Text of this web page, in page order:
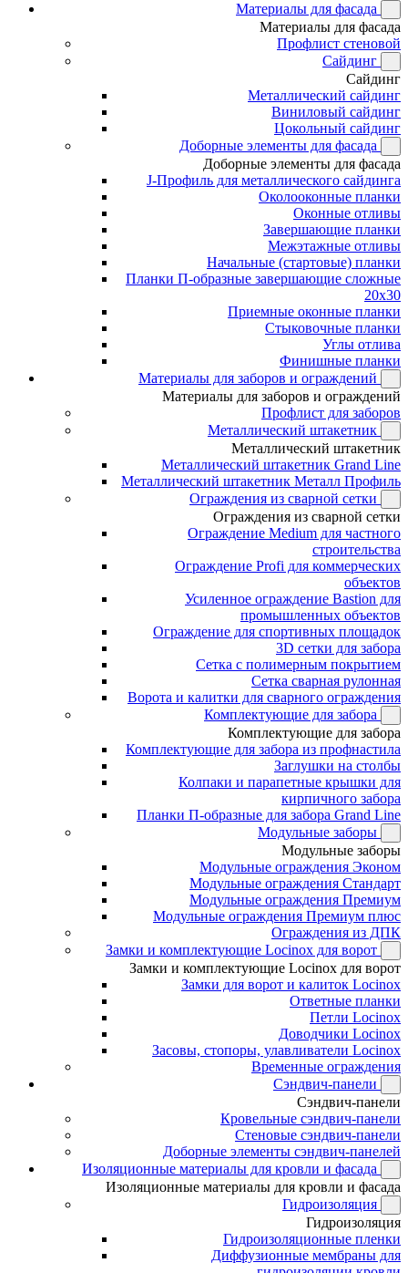
Материалы для фасада
Материалы для фасада
Профлист стеновой
Сайдинг
Сайдинг
Металлический сайдинг
Виниловый сайдинг
Цокольный сайдинг
Доборные элементы для фасада
Доборные элементы для фасада
J-Профиль для металлического сайдинга
Околооконные планки
Оконные отливы
Завершающие планки
Межэтажные отливы
Начальные (стартовые) планки
Планки П-образные завершающие сложные
20x30
Приемные оконные планки
Стыковочные планки
Углы отлива
Финишные планки
Материалы для заборов и ограждений
Материалы для заборов и ограждений
Профлист для заборов
Металлический штакетник
Металлический штакетник
Металлический штакетник Grand Line
Металлический штакетник Металл Профиль
Ограждения из сварной сетки
Ограждения из сварной сетки
Ограждение Medium для частного
строительства
Ограждение Profi для коммерческих
объектов
Усиленное ограждение Bastion для
промышленных объектов
Ограждение для спортивных площадок
3D сетки для забора
Сетка с полимерным покрытием
Сетка сварная рулонная
Ворота и калитки для сварного ограждения
Комплектующие для забора
Комплектующие для забора
Комплектующие для забора из профнастила
Заглушки на столбы
Колпаки и парапетные крышки для
кирпичного забора
Планки П-образные для забора Grand Line
Модульные заборы
Модульные заборы
Модульные ограждения Эконом
Модульные ограждения Стандарт
Модульные ограждения Премиум
Модульные ограждения Премиум плюс
Ограждения из ДПК
Замки и комплектующие Locinox для ворот
Замки и комплектующие Locinox для ворот
Замки для ворот и калиток Locinox
Ответные планки
Петли Locinox
Доводчики Locinox
Засовы, стопоры, улавливатели Locinox
Временные ограждения
Сэндвич-панели
Сэндвич-панели
Кровельные сэндвич-панели
Стеновые сэндвич-панели
Доборные элементы сэндвич-панелей
Изоляционные материалы для кровли и фасада
Изоляционные материалы для кровли и фасада
Гидроизоляция
Гидроизоляция
Гидроизоляционные пленки
Диффузионные мембраны для